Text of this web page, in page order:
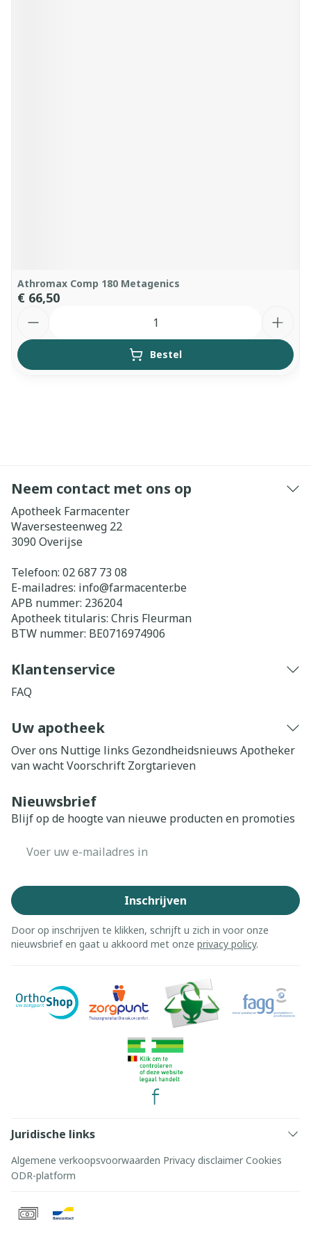
Athromax Comp 180 Metagenics
€ 66,50
Bestel
Neem contact met ons op
Apotheek Farmacenter
Waversesteenweg 22
3090 Overijse
Telefoon: 02 687 73 08
E-mailadres: info@farmacenter.be
APB nummer: 236204
Apotheek titularis: Chris Fleurman
BTW nummer: BE0716974906
Klantenservice
FAQ
Uw apotheek
Over ons Nuttige links Gezondheidsnieuws Apotheker
van wachtVoorschrift Zorgtarieven
Nieuwsbrief
Blijf op de hoogte van nieuwe producten en promoties
Inschrijven
Door op inschrijven te klikken, schrijft u zich in voor onze
nieuwsbrief en gaat u akkoord met onze privacy policy.
Juridische links
Algemene verkoopsvoorwaarden Privacy disclaimer Cookies
ODR-platform